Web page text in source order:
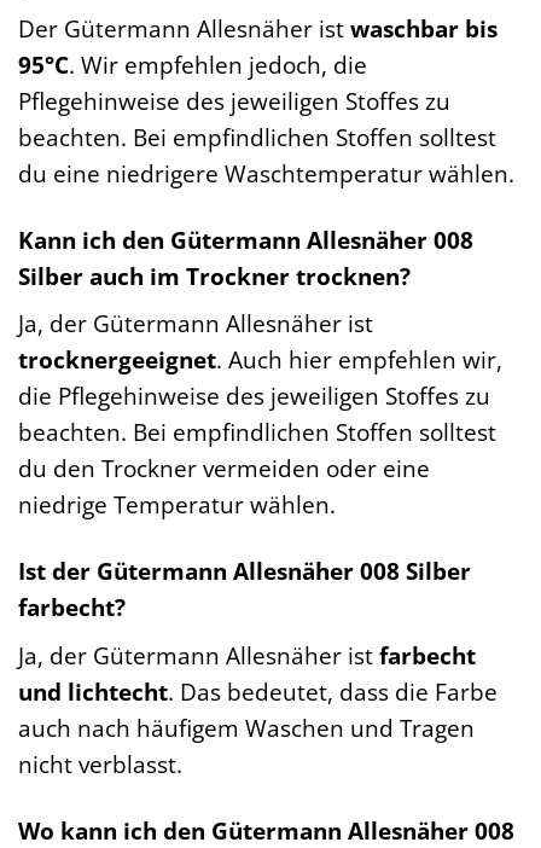
Der Gütermann Allesnäher istwaschbar bis
95°C. Wir empfehlen jedoch, die
Pflegehinweise des jeweiligen Stoffes zu
beachten. Bei empfindlichen Stoffen solltest
du eine niedrigere Waschtemperatur wählen.
Kann ich den Gütermann Allesnäher 008
Silber auch im Trockner trocknen?
Ja, der Gütermann Allesnäher ist
trocknergeeignet. Auch hier empfehlen wir,
die Pflegehinweise des jeweiligen Stoffes zu
beachten. Bei empfindlichen Stoffen solltest
du den Trockner vermeiden oder eine
niedrige Temperatur wählen.
Ist der Gütermann Allesnäher 008 Silber
farbecht?
Ja, der Gütermann Allesnäher istfarbecht
und lichtecht. Das bedeutet, dass die Farbe
auch nach häufigem Waschen und Tragen
nicht verblasst.
Wo kann ich den Gütermann Allesnäher 008